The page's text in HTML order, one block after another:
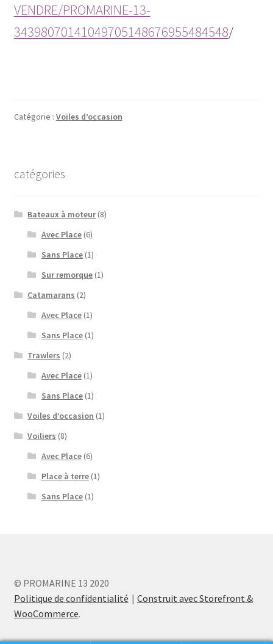
VENDRE/PROMARINE-13-
34398070141049705148676955484548/
Catégorie : Voiles d’occasion
catégories
Bateaux à moteur(8)
Avec Place(6)
Sans Place(1)
Sur remorque(1)
Catamarans (2)
Avec Place(1)
Sans Place(1)
Trawlers (2)
Avec Place(1)
Sans Place(1)
Voiles d’occasion (1)
Voiliers (8)
Avec Place(6)
Place à terre(1)
Sans Place(1)
© PROMARINE 13 2020
Politique de confidentialité
Construit avec Storefront &
WooCommerce.